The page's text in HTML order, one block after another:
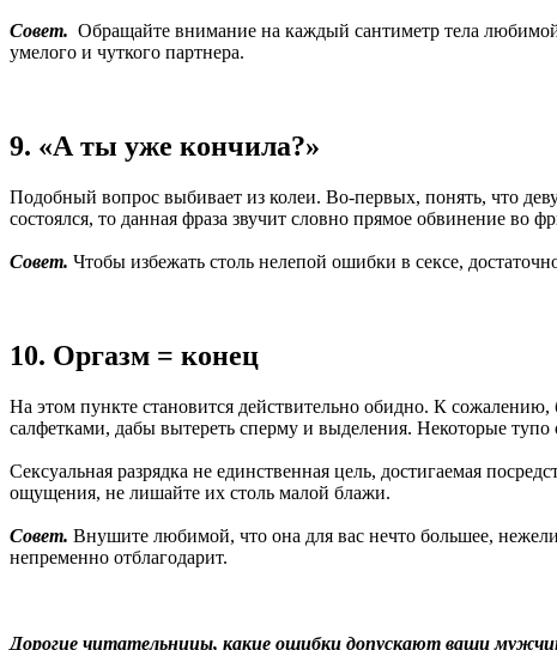
Совет. Обращайте внимание на каждый сантиметр тела
умелого и чуткого партнера.
9. «А ты уже кончила?»
Подобный вопрос выбивает из колеи. Во-первых, понять, что
состоялся, то данная фраза звучит словно прямое обвинение во
Совет. Чтобы избежать столь нелепой ошибки в сексе,
10. Оргазм = конец
На этом пункте становится действительно обидно. К
салфетками, дабы вытереть сперму и выделения. Некоторые тупо
Сексуальная разрядка не единственная цель, достигаемая
ощущения, не лишайте их столь малой блажи.
Совет. Внушите любимой, что она для вас нечто большее,
непременно отблагодарит.
Дорогие читательницы, какие ошибки допускают ваши